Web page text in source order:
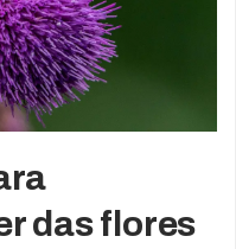
das flores